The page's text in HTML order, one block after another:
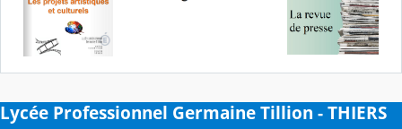
Lycée Professionnel Germaine Tillion - THIERS